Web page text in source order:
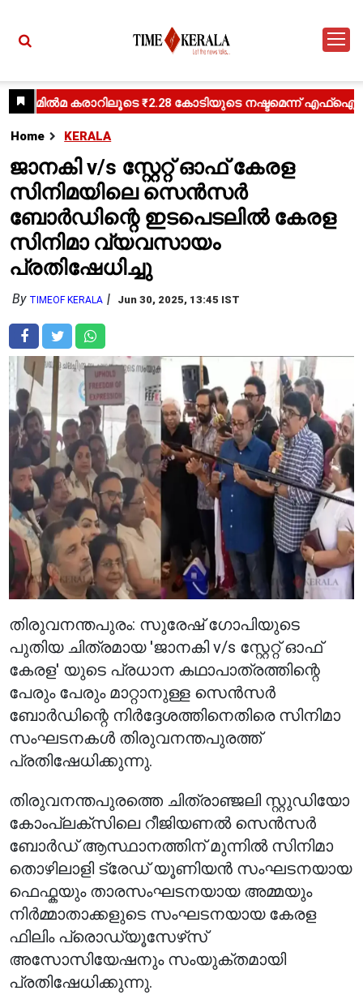
Home KERALA
ജാനകി v/s സ്റ്റേറ്റ് ഓഫ് കേരള
സിനിമയിലെ സെൻസർ
ബോർഡിന്റെ ഇടപെടലിൽ കേരള
സിനിമാ വ്യവസായം
പ്രതിഷേധിച്ചു
By TIMEOF KERALA Jun 30, 2025, 13:45 IST
തിരുവനന്തപുരം: സുരേഷ് ഗോപിയുടെ
പുതിയ ചിത്രമായ 'ജാനകി v/s സ്റ്റേറ്റ് ഓഫ്
കേരള' യുടെ പ്രധാന കഥാപാത്രത്തിന്റെ
പേരും പേരും മാറ്റാനുള്ള സെൻസർ
ബോർഡിന്റെ നിർദ്ദേശത്തിനെതിരെ സിനിമാ
സംഘടനകൾ തിരുവനന്തപുരത്ത്
പ്രതിഷേധിക്കുന്നു.
തിരുവനന്തപുരത്തെ ചിത്രാഞ്ജലി സ്റ്റുഡിയോ
കോംപ്ലക്സിലെ റീജിയണൽ സെൻസർ
ബോർഡ് ആസ്ഥാനത്തിന് മുന്നിൽ സിനിമാ
തൊഴിലാളി ട്രേഡ് യൂണിയൻ സംഘടനയായ
ഫെഫ്കയും താരസംഘടനയായ അമ്മയും
നിർമ്മാതാക്കളുടെ സംഘടനയായ കേരള
ഫിലിം പ്രൊഡ്യൂസേഴ്‌സ്
അസോസിയേഷനും സംയുക്തമായി
പ്രതിഷേധിക്കുന്നു.